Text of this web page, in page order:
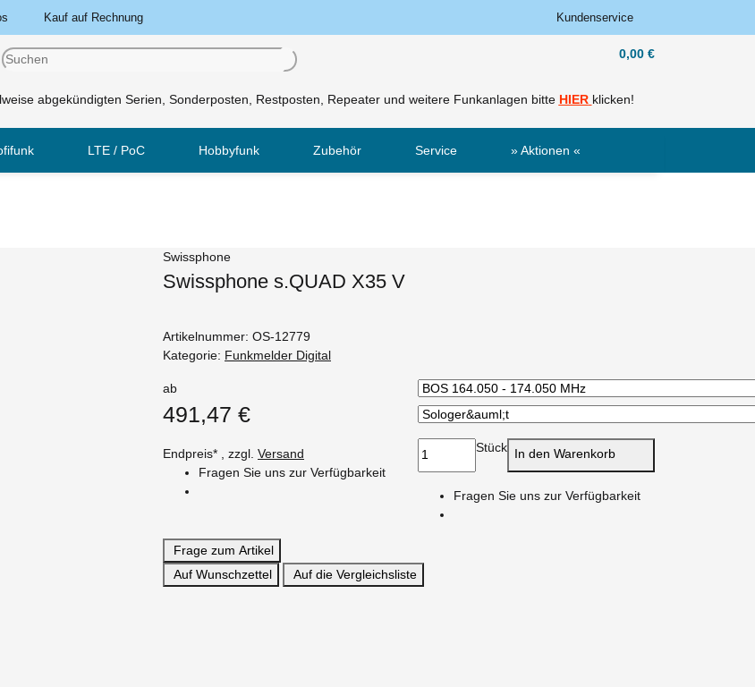
Kauf auf Rechnung Kundenservice
0,00 €
abgekündigten Serien, Sonderposten, Restposten, Repeater und weitere Funkanlagen bitte HIER klicken!
LTE / PoC Hobbyfunk Zubehör Service » Aktionen «
Swissphone
Swissphone s.QUAD X35 V
Artikelnummer: OS-12779
Kategorie: Funkmelder Digital
ab
491,47 €
Endpreis* , zzgl. Versand
Fragen Sie uns zur Verfügbarkeit
Stück In den Warenkorb
Fragen Sie uns zur Verfügbarkeit
Frage zum Artikel
Auf Wunschzettel
Auf die Vergleichsliste